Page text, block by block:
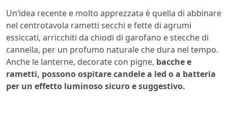
Un’idea recente e molto apprezzata è quella di abbinare
nel centrotavola rametti secchi e fette di agrumi
essiccati, arricchiti da chiodi di garofano e stecche di
cannella, per un profumo naturale che dura nel tempo.
Anche le lanterne, decorate con pigne, bacche e
rametti, possono ospitare candele a led o a batteria
per un effetto luminoso sicuro e suggestivo.